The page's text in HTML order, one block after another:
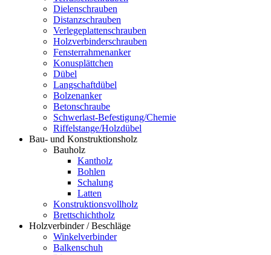
Dielenschrauben
Distanzschrauben
Verlegeplattenschrauben
Holzverbinderschrauben
Fensterrahmenanker
Konusplättchen
Dübel
Langschaftdübel
Bolzenanker
Betonschraube
Schwerlast-Befestigung/Chemie
Riffelstange/Holzdübel
Bau- und Konstruktionsholz
Bauholz
Kantholz
Bohlen
Schalung
Latten
Konstruktionsvollholz
Brettschichtholz
Holzverbinder / Beschläge
Winkelverbinder
Balkenschuh